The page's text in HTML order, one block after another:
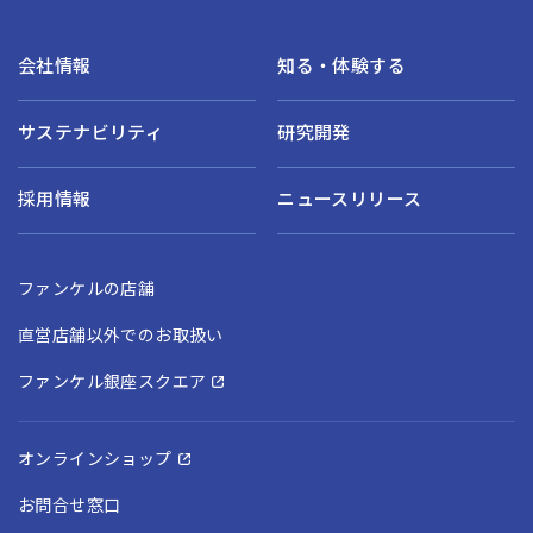
会社情報 知る・体験する
サステナビリティ 研究開発
採用情報 ニュースリリース
ファンケルの店舗
直営店舗以外でのお取扱い
ファンケル銀座スクエア
オンラインショップ
お問合せ窓口